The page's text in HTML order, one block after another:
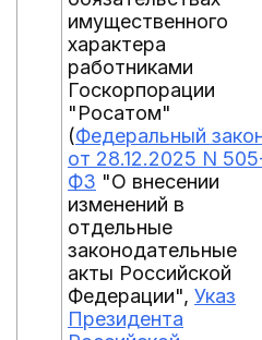
имущественного
характера
работниками
Госкорпорации
"Росатом"
(Федеральный
от 28.12.2025 N
ФЗ "О внесении
изменений в
отдельные
законодательные
акты Российской
Федерации", Указ
Президента